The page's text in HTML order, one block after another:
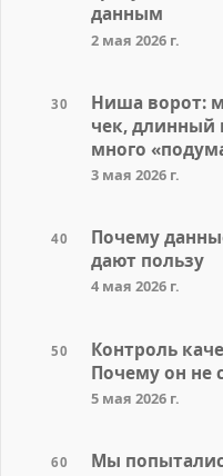
данным
2 мая 2026 г.
30
Ниша ворот:
чек,
много
3 мая 2026 г.
40
Почему
дают пользу
4 мая 2026 г.
50
Контроль
Почему он не
5 мая 2026 г.
60
Мы